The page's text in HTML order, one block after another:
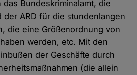
Bundeskriminalamt, die
der ARD für die stundenlangen
die eine Größenordnung von
werden, etc. Mit den
der Geschäfte durch
(die allein